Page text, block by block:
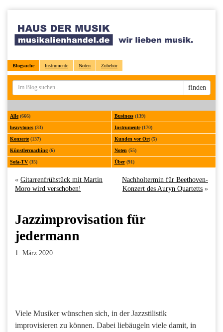
Blogsuche Instrumente Noten Zubehör
Sucheingabe
finden
Alle(666) Business(139)
heavytones (33) Instrumente(170)
Konzerte(137) Kunden vor Ort(5)
Künstlercoaching (6) Noten (55)
Sofa-TV (35) Über(91)
« Gitarrenfrühstück mit Martin
Moro wird verschoben!
Nachholtermin für Beethoven-
Konzert des Auryn Quartetts »
Jazzimprovisation für
jedermann
1. März 2020
Viele Musiker wünschen sich, in der Jazzstilistik
improvisieren zu können. Dabei liebäugeln viele damit, in